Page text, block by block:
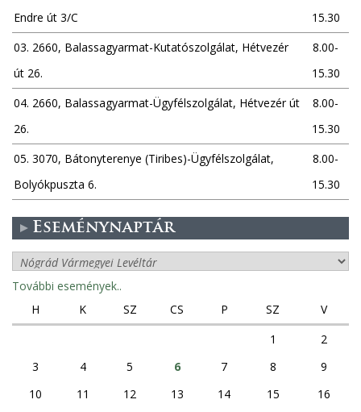
Endre út 3/C
15.30
03. 2660, Balassagyarmat-Kutatószolgálat, Hétvezér
út 26.
8.00-
15.30
04. 2660, Balassagyarmat-Ügyfélszolgálat, Hétvezér út
26.
8.00-
15.30
05. 3070, Bátonyterenye (Tiribes)-Ügyfélszolgálat,
Bolyókpuszta 6.
8.00-
15.30
Eseménynaptár
További események..
H
K SZ CS P SZ
V
1
2
3
4 5 6 7 8
9
10
11 12 13 14 15
16